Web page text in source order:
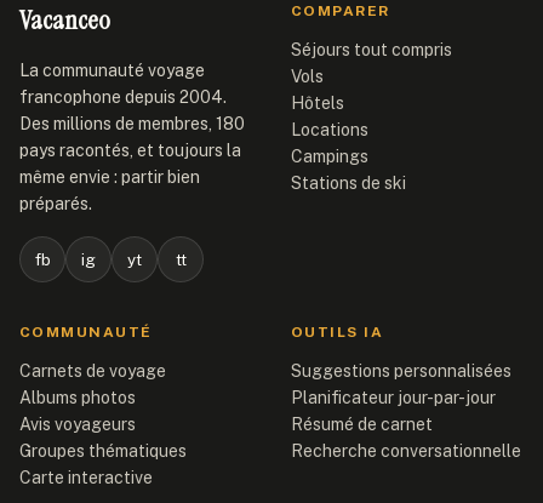
Vacanceo
La communauté voyage
francophone depuis 2004.
Des millions de membres, 180
pays racontés, et toujours la
même envie : partir bien
préparés.
fb ig yt tt
COMPARER
Séjours tout compris
Vols
Hôtels
Locations
Campings
Stations de ski
COMMUNAUTÉ
Carnets de voyage
Albums photos
Avis voyageurs
Groupes thématiques
Carte interactive
OUTILS IA
Suggestions personnalisées
Planificateur jour-par-jour
Résumé de carnet
Recherche conversationnelle